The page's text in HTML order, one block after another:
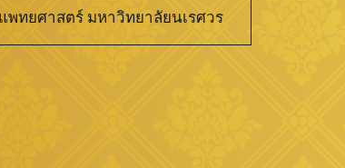
พทยศาสตร์ มหาวิทยาลัยนเรศวร